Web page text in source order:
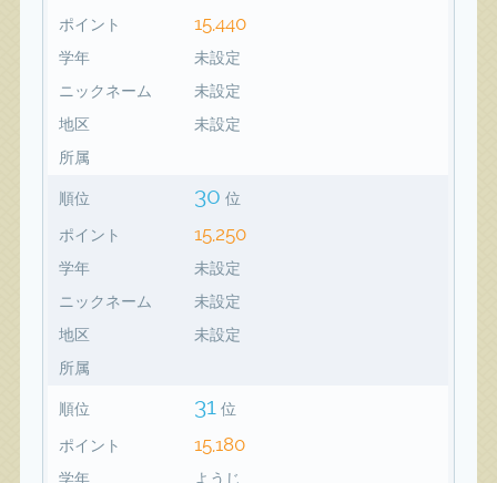
ポイント 15,440
学年
未設定
ニックネーム
未設定
地区
未設定
所属
順位 30 位
ポイント 15,250
学年
未設定
ニックネーム
未設定
地区
未設定
所属
順位 31 位
ポイント 15,180
学年 ようじ